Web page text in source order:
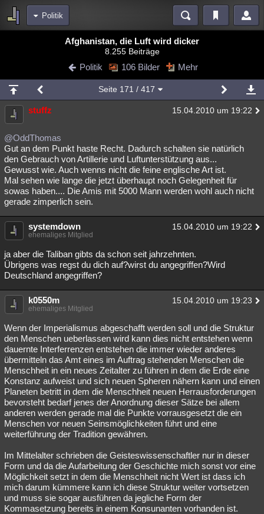
Politik
Blogs Videos
Chat Wiki Neuigkeiten
meine Rubriken
Menschen Mystery Kriminalfälle
Spiritualität
Natur Umfragen Unterhaltung
weitere Rubriken
Philosophie Träume Orte Esoterik Literatur
Astronomie Helpdesk Gruppen Gaming Filme
Musik Clash
Übersichten
Besucht Teilgenommen
Lesenswert
Afghanistan, die Luft wird dicker
8.255 Beiträge
Politik 106 Bilder Mehr
Seite 171 / 417
stuffz 15.04.2010 um 19:22
@OddThomas
Gut an dem Punkt haste Recht. Dadurch schalten sie natürlich
den Gebrauch von Artillerie und Luftunterstützung aus...
Gewusst wie. Auch wenns nicht die feine englische Art ist.
Mal sehen wie lange die jetzt überhaupt noch Gelegenheit für
sowas haben.... Die Amis mit 5000 Mann werden wohl auch nicht
gerade zimperlich sein.
systemdown 15.04.2010 um 19:22
ehemaliges Mitglied
ja aber die Taliban gibts da schon seit jahrzehnten.
Übrigens was regst du dich auf?wirst du angegriffen?Wird
Deutschland angegriffen?
k0550m 15.04.2010 um 19:23
ehemaliges Mitglied
Wenn der Imperialismus abgeschafft werden soll und die Struktur
den Menschen ueberlassen wird kann dies nicht entstehen wenn
dauernte Interferrenzen entstehen die immer wieder anderes
übermitteln das Amt eines im Auftrag stehenden Menschen die
Menschheit in ein neues Zeitalter zu führen in dem die Erde eine
Konstanz aufweist und sich neuen Spheren nähern kann und einen
Planeten betritt in dem die Menschheit neuen Herrausforderungen
bevorsteht bedarf jenes der Anordnung dieser Sätze bei allem
anderen werden gerade mal die Punkte vorrausgesetzt die ein
Menschen vor neuen Seinsmöglichkeiten führt und eine
weiterführung der Tradition gewähren.
Im Mittelalter schrieben die Geisteswissenschaftler nur in dieser
Form und da die Aufarbeitung der Geschichte mich sonst vor eine
Möglichkeit setzt in dem die Menschheit nicht Wert ist dass ich
mich darum kümmere kann ich diese Struktur weiter vortsetzen
und muss sie sogar ausführen da jegliche Form der
Kommasetzung bereits in einem Konsunanten vorhanden ist.